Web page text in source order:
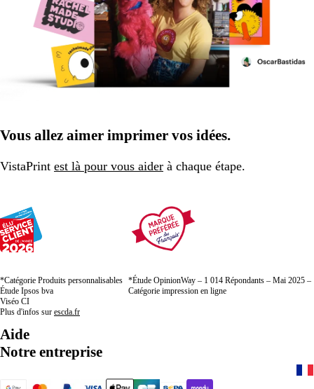
Vous allez aimer imprimer vos idées.
VistaPrint est là pour vous aider à chaque étape.
*Catégorie Produits personnalisables
Étude Ipsos bva
Viséo CI
Plus d'infos sur escda.fr
*Étude OpinionWay – 1 014 Répondants – Mai 2025 –
Catégorie impression en ligne
Aide
Notre entreprise